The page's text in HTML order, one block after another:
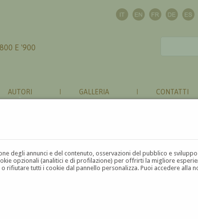
degli annunci e del contenuto, osservazioni del pubblico e
opzionali (analitici e di profilazione) per offrirti la migliore
rifiutare tutti i cookie dal pannello personalizza. Puoi accedere alla
E '900
AUTORI GALLERIA CONTATTI
M N O P Q R S T U V W X Y